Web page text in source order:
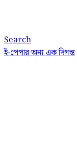
Search
ই-পেপারঅন্য এক দিগন্ত